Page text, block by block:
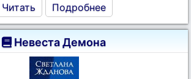
Читать Подробнее
Невеста Демона